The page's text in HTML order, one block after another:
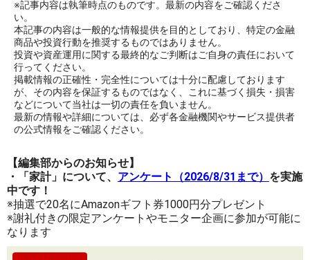
※記事内容は執筆時点のものです。最新の内容をご確認くださ
い。
本記事の内容は一般的な情報提供を目的としており、特定の金融
商品や投資行動を推奨するものではありません。
投資や資産運用に関する最終的なご判断はご自身の責任において
行ってください。
掲載情報の正確性・完全性については十分に配慮しております
が、その内容を保証するものではなく、これに基づく損失・損害
などについて当社は一切の責任を負いません。
最新の情報や詳細については、必ず各金融機関やサービス提供者
の公式情報をご確認ください。
【編集部からのお知らせ】
・「家計」について、 アンケート（2026/8/31まで） を実施
中です！
※抽選で20名にAmazonギフト券1000円分プレゼント
※謝礼付きの限定アンケートやモニター企画に参加が可能に
なります